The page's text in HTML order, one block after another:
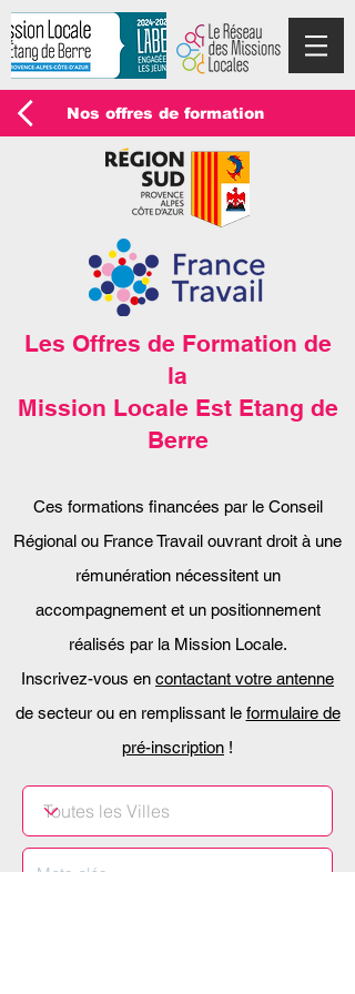
Nos offres de formation
Les Offres de Formation de
la
Mission Locale Est Etang de
Berre
Ces formations financées par le Conseil
Régional ou France Travail ouvrant droit à une
rémunération nécessitent un
accompagnement et un positionnement
réalisés par la Mission Locale.
Inscrivez-vous en contactant votre antenne
de secteur ou en remplissant le formulaire de
pré-inscription !